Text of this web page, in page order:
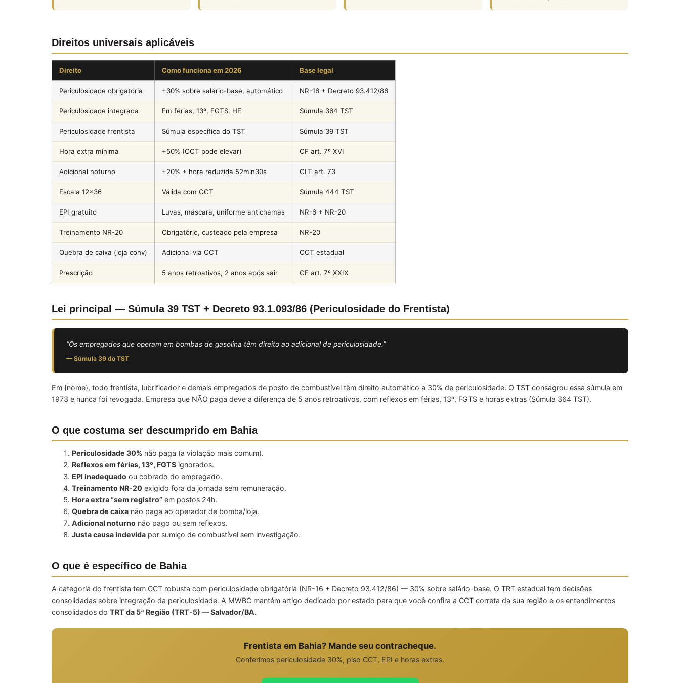
Direitos universais aplicáveis
Direito Como funciona em 2026 Base legal
Periculosidade obrigatória +30% sobre salário-base, automático NR-16 + Decreto 93.412/86
Periculosidade integrada Em férias, 13º, FGTS, HE Súmula 364 TST
Periculosidade frentista Súmula específica do TST Súmula 39 TST
Hora extra mínima +50% (CCT pode elevar) CF art. 7º XVI
Adicional noturno +20% + hora reduzida 52min30s CLT art. 73
Escala 12×36 Válida com CCT Súmula 444 TST
EPI gratuito Luvas, máscara, uniforme antichamas NR-6 + NR-20
Treinamento NR-20 Obrigatório, custeado pela empresa NR-20
Quebra de caixa (loja conv) Adicional via CCT CCT estadual
Prescrição 5 anos retroativos, 2 anos após sair CF art. 7º XXIX
Lei principal — Súmula 39 TST + Decreto 93.1.093/86 (Periculosidade do Frentista)
“Os empregados que operam em bombas de gasolina têm direito ao adicional de periculosidade.”
— Súmula 39 do TST
Em {nome}, todo frentista, lubrificador e demais empregados de posto de combustível têm direito automático a 30% de periculosidade. O TST consagrou essa súmula em
1973 e nunca foi revogada. Empresa que NÃO paga deve a diferença de 5 anos retroativos, com reflexos em férias, 13º, FGTS e horas extras (Súmula 364 TST).
O que costuma ser descumprido em Bahia
Periculosidade 30% não paga (a violação mais comum).
Reflexos em férias, 13º, FGTS ignorados.
EPI inadequado ou cobrado do empregado.
Treinamento NR-20 exigido fora da jornada sem remuneração.
Hora extra “sem registro” em postos 24h.
Quebra de caixa não paga ao operador de bomba/loja.
Adicional noturno não pago ou sem reflexos.
Justa causa indevida por sumiço de combustível sem investigação.
O que é específico de Bahia
A categoria do frentista tem CCT robusta com periculosidade obrigatória (NR-16 + Decreto 93.412/86) — 30% sobre salário-base. O TRT estadual tem decisões
consolidadas sobre integração da periculosidade. A MWBC mantém artigo dedicado por estado para que você confira a CCT correta da sua região e os entendimentos
consolidados do TRT da 5ª Região (TRT-5) — Salvador/BA.
Frentista em Bahia? Mande seu contracheque.
Conferimos periculosidade 30%, piso CCT, EPI e horas extras.